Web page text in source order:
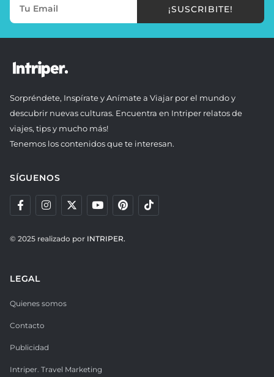
¡SUSCRIBITE!
Sorpréndete, Inspírate y Anímate a Viajar por el mundo y
descubrir nuevas culturas. Encuentra en Intriper relatos de
viajes, tips y mucho más!
Tenemos los contenidos que te interesan.
SÍGUENOS
© 2025 realizado por INTRIPER.
LEGAL
Quienes somos
Contacto
Publicidad
Intriper. Travel Marketing